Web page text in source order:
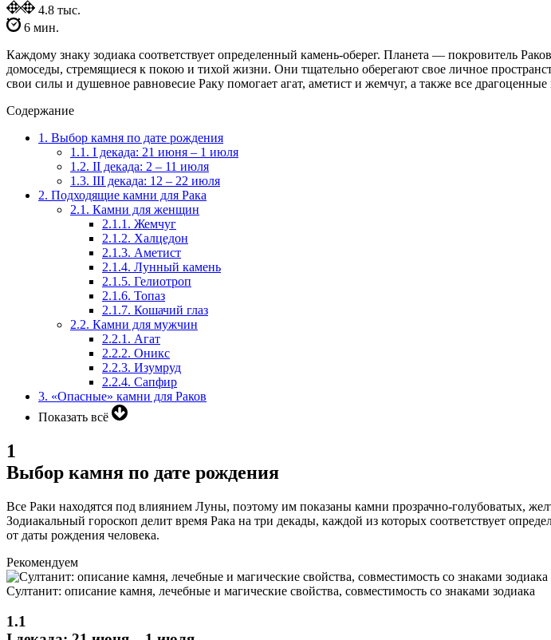
4.8 тыс.
6 мин.
Каждому знаку зодиака соответствует определенный камень-оберег. Планета — покровитель
домоседы, стремящиеся к покою и тихой жизни. Они тщательно оберегают свое личное
свои силы и душевное равновесие Раку помогает агат, аметист и жемчуг, а также все
Содержание
1. Выбор камня по дате рождения
1.1. I декада: 21 июня – 1 июля
1.2. II декада: 2 – 11 июля
1.3. III декада: 12 – 22 июля
2. Подходящие камни для Рака
2.1. Камни для женщин
2.1.1. Жемчуг
2.1.2. Халцедон
2.1.3. Аметист
2.1.4. Лунный камень
2.1.5. Гелиотроп
2.1.6. Топаз
2.1.7. Кошачий глаз
2.2. Камни для мужчин
2.2.1. Агат
2.2.2. Оникс
2.2.3. Изумруд
2.2.4. Сапфир
3. «Опасные» камни для Раков
Показать всё
1
Выбор камня по дате рождения
Все Раки находятся под влиянием Луны, поэтому им показаны камни прозрачно-голубоватых,
Зодиакальный гороскоп делит время Рака на три декады, каждой из которых соответствует
от даты рождения человека.
Рекомендуем
Султанит: описание камня, лечебные и магические свойства, совместимость со знаками зодиака
1.1